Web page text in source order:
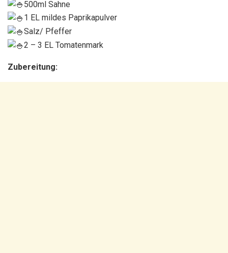
500ml Sahne
1 EL mildes Paprikapulver
Salz/ Pfeffer
2 – 3 EL Tomatenmark
Zubereitung: